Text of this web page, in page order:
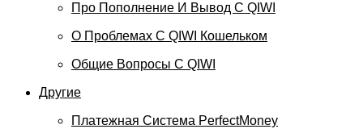
Про Пополнение И Вывод С QIWI
О Проблемах С QIWI Кошельком
Общие Вопросы С QIWI
Другие
Платежная Система PerfectMoney